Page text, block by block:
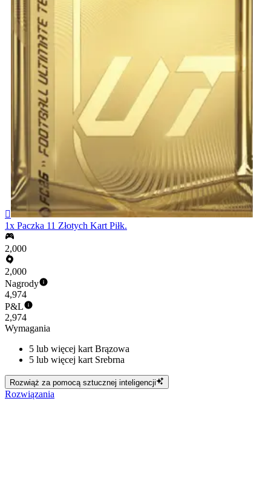

1x Paczka 11 Złotych Kart Piłk.
2,000
2,000
Nagrody
4,974
P&L
2,974
Wymagania
5 lub więcej kart Brązowa
5 lub więcej kart Srebrna
Rozwiąż za pomocą sztucznej inteligencji
Rozwiązania